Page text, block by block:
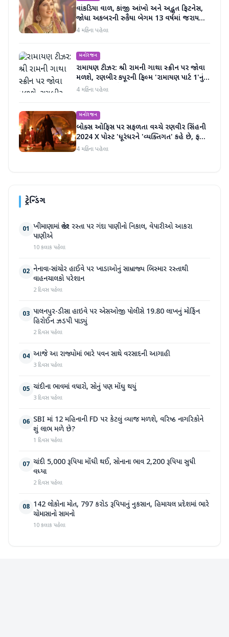
વાંકડિયા વાળ, કાંજી આંખો અને અદ્ભુત ફિટનેસ,
જોધા અકબરની રુકૈયા બેગમ 13 વર્ષમાં જરાય
બદલાઈ નથી
4 મહિના પહેલા
મનોરંજન
રામાયણ ટીઝર: શ્રી રામની ગાથા સ્ક્રીન પર જોવા
મળશે, રણબીર કપૂરની ફિલ્મ 'રામાયણ પાર્ટ 1'નું
ટીઝર અદભૂત છે
4 મહિના પહેલા
મનોરંજન
બોક્સ ઓફિસ પર સફળતા વચ્ચે રણવીર સિંહની
2024 X પોસ્ટ 'ધૂરંધરને 'વ્યક્તિગત' કહે છે, ફરી
એકવાર ચર્ચામાં
4 મહિના પહેલા
ટ્રેન્ડિંગ
01 ખીમાણામાં જાહેર રસ્તા પર ગંદા પાણીનો નિકાલ, વેપારીઓ આકરા
પાણીએ
10 કલાક પહેલા
02 નેનાવા-સાંચોર હાઈવે પર ખાડાઓનું સામ્રાજ્ય બિસ્માર રસ્તાથી
વાહનચાલકો પરેશાન
2 દિવસ પહેલા
03 પાલનપુર-ડીસા હાઇવે પર એસઓજી પોલીસે 19.80 લાખનું મોર્ફિન
હિરોઈન ઝડપી પાડ્યું
2 દિવસ પહેલા
04 આજે આ રાજ્યોમાં ભારે પવન સાથે વરસાદની આગાહી
3 દિવસ પહેલા
05 ચાંદીના ભાવમાં વધારો, સોનું પણ મોંઘુ થયું
3 દિવસ પહેલા
06 SBI માં 12 મહિનાની FD પર કેટલું વ્યાજ મળશે, વરિષ્ઠ નાગરિકોને
શું લાભ મળે છે?
1 દિવસ પહેલા
07 ચાંદી 5,000 રૂપિયા મોંઘી થઈ, સોનાના ભાવ 2,200 રૂપિયા સુધી
વધ્યા
2 દિવસ પહેલા
08 142 લોકોના મોત, 797 કરોડ રૂપિયાનું નુકસાન, હિમાચલ પ્રદેશમાં ભારે
ચોમાસાનો સામનો
10 કલાક પહેલા